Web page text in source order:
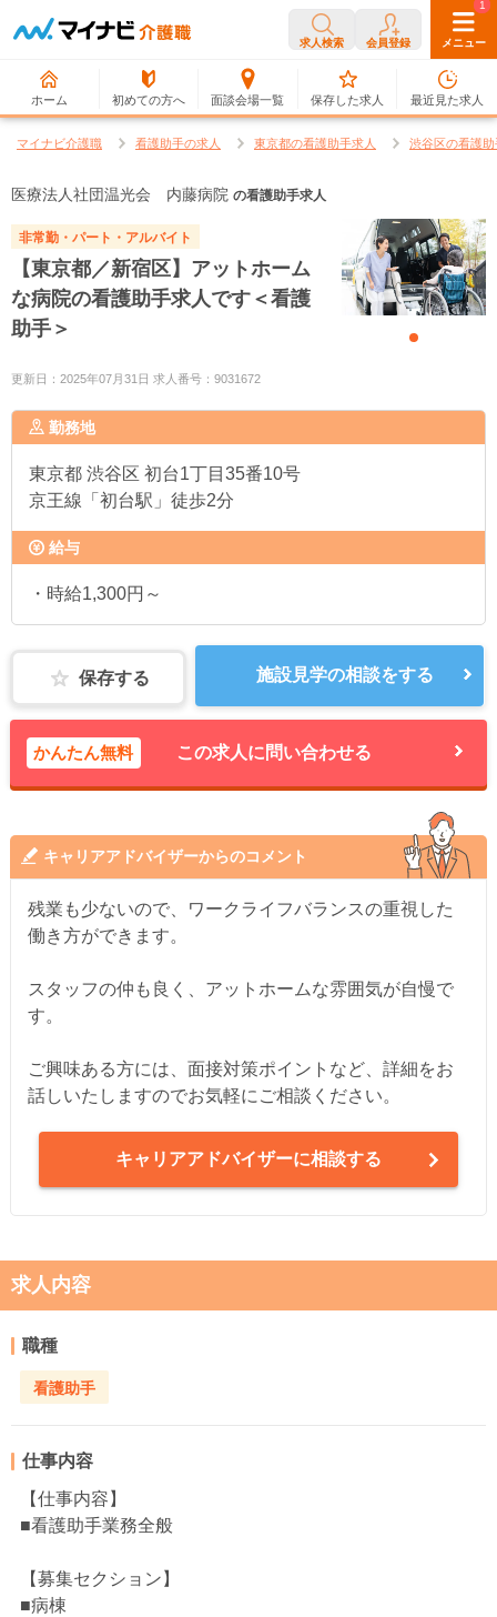
求人検索 会員登録 メニュー
ホーム 初めての方へ 面談会場一覧
0
保存した求人
1
最近見た求人
マイナビ介護職 看護助手の求人 東京都の看護助手求人 渋谷区の看護
医療法人社団温光会 内藤病院 の看護助手求人
非常勤・パート・アルバイト
【東京都／新宿区】アットホーム
な病院の看護助手求人です＜看護
助手＞
更新日：2025年07月31日 求人番号：9031672
勤務地
東京都 渋谷区 初台1丁目35番10号
京王線「初台駅」徒歩2分
給与
・時給1,300円～
保存する 施設見学の相談をする
かんたん無料 この求人に問い合わせる
キャリアアドバイザーからのコメント
残業も少ないので、ワークライフバランスの重視した
働き方ができます。
スタッフの仲も良く、アットホームな雰囲気が自慢で
す。
ご興味ある方には、面接対策ポイントなど、詳細をお
話しいたしますのでお気軽にご相談ください。
キャリアアドバイザーに相談する
求人内容
職種
看護助手
仕事内容
【仕事内容】
■看護助手業務全般
【募集セクション】
■病棟